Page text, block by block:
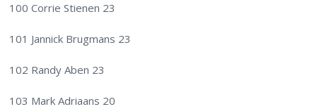
100 Corrie Stienen 23
101 Jannick Brugmans 23
102 Randy Aben 23
103 Mark Adriaans 20